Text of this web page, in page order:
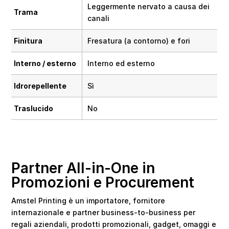
Trama
Leggermente nervato a causa dei
canali
Finitura Fresatura (a contorno) e fori
Interno / esterno Interno ed esterno
Idrorepellente Sì
Traslucido No
Partner All-in-One in
Promozioni e Procurement
Amstel Printing è un importatore, fornitore
internazionale e partner business-to-business per
regali aziendali, prodotti promozionali, gadget, omaggi e